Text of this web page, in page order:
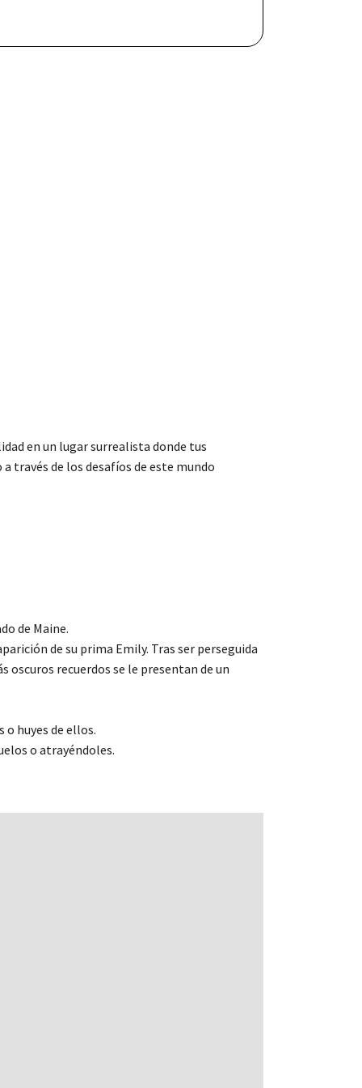
en un lugar surrealista donde tus
través de los desafíos de este mundo
de Maine.
de su prima Emily. Tras ser perseguida
oscuros recuerdos se le presentan de un
huyes de ellos.
o atrayéndoles.